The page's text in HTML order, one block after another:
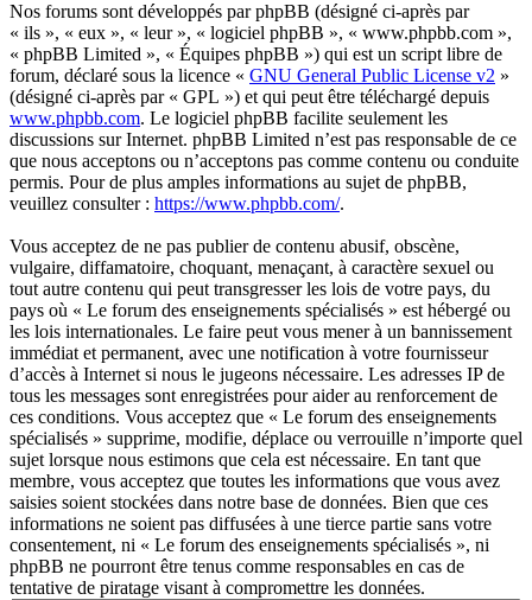
Nos forums sont développés par phpBB (désigné ci-après par
« ils », « eux », « leur », « logiciel phpBB », « www.phpbb.com »,
« phpBB Limited », « Équipes phpBB ») qui est un script libre de
forum, déclaré sous la licence « GNU General Public License v2 »
(désigné ci-après par « GPL ») et qui peut être téléchargé depuis
www.phpbb.com. Le logiciel phpBB facilite seulement les
discussions sur Internet. phpBB Limited n’est pas responsable de ce
que nous acceptons ou n’acceptons pas comme contenu ou conduite
permis. Pour de plus amples informations au sujet de phpBB,
veuillez consulter : https://www.phpbb.com/.
Vous acceptez de ne pas publier de contenu abusif, obscène,
vulgaire, diffamatoire, choquant, menaçant, à caractère sexuel ou
tout autre contenu qui peut transgresser les lois de votre pays, du
pays où « Le forum des enseignements spécialisés » est hébergé ou
les lois internationales. Le faire peut vous mener à un bannissement
immédiat et permanent, avec une notification à votre fournisseur
d’accès à Internet si nous le jugeons nécessaire. Les adresses IP de
tous les messages sont enregistrées pour aider au renforcement de
ces conditions. Vous acceptez que « Le forum des enseignements
spécialisés » supprime, modifie, déplace ou verrouille n’importe quel
sujet lorsque nous estimons que cela est nécessaire. En tant que
membre, vous acceptez que toutes les informations que vous avez
saisies soient stockées dans notre base de données. Bien que ces
informations ne soient pas diffusées à une tierce partie sans votre
consentement, ni « Le forum des enseignements spécialisés », ni
phpBB ne pourront être tenus comme responsables en cas de
tentative de piratage visant à compromettre les données.